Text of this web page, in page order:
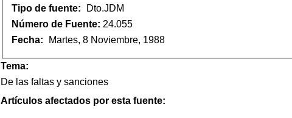
Tipo de fuente:
Dto.JDM
Número de Fuente: 24.055
Fecha:
Martes, 8 Noviembre, 1988
Tema:
De las faltas y sanciones
Artículos afectados por esta fuente: